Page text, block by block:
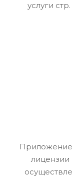
услуги
лицензии